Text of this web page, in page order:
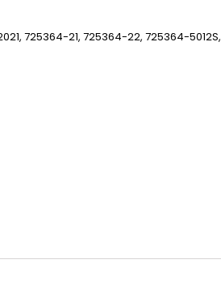
725364-21, 725364-22, 725364-5012S,